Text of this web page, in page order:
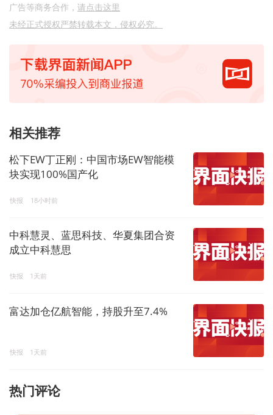
广告等商务合作， 请点击这里
未经正式授权严禁转载本文，侵权必究。
相关推荐
松下EW丁正刚：中国市场EW智能模
块实现100%国产化
快报 18小时前
中科慧灵、蓝思科技、华夏集团合资
成立中科慧思
快报 1天前
富达加仓亿航智能，持股升至7.4%
快报 1天前
热门评论